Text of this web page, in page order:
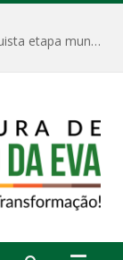
Escola Municipal Divino Espírito Santo conquista etapa municipal da V Feira Amazonense de Matemática